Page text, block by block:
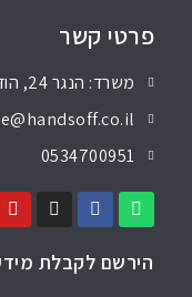
פרטי קשר
משרד: הנגר 24, הוד השרון
0534700951
הירשם לקבלת